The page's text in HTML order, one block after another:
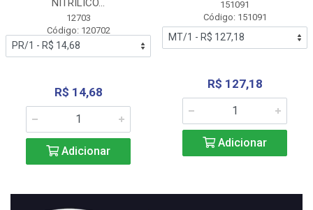
NITRÍLICO...
12703
Código: 120702
R$ 14,68
Adicionar
151091
Código: 151091
R$ 127,18
Adicionar